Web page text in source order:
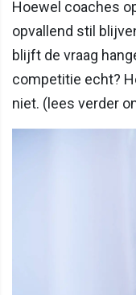
Hoewel coaches
opvallend stil
blijft de vraag
competitie echt?
niet. (lees verder